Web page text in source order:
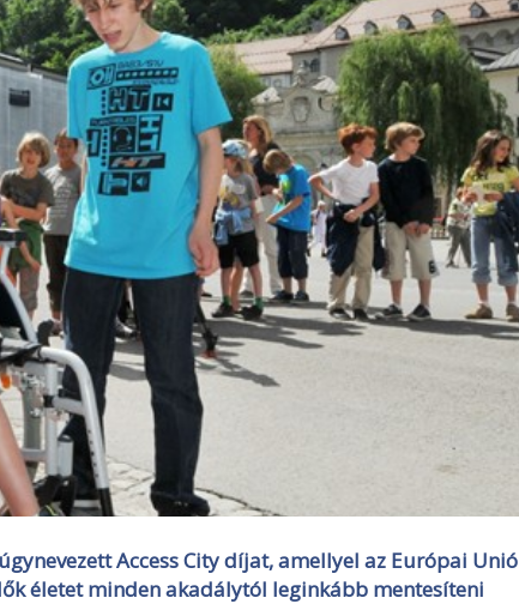
Access City díjat, amellyel az Európai Unió
életet minden akadálytól leginkább mentesíteni